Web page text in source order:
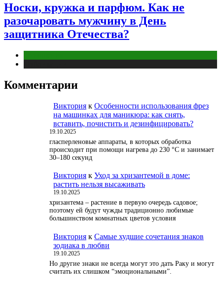
Носки, кружка и парфюм. Как не
разочаровать мужчину в День
защитника Отечества?
Комментарии
Виктория к Особенности использования фрез
на машинках для маникюра: как снять,
вставить, почистить и дезинфицировать?
19.10.2025
гласперленовые аппараты, в которых обработка
происходит при помощи нагрева до 230 °С и занимает
30–180 секунд
Виктория к Уход за хризантемой в доме:
растить нельзя высаживать
19.10.2025
хризантема – растение в первую очередь садовое;
поэтому ей будут чужды традиционно любимые
большинством комнатных цветов условия
Виктория к Самые худшие сочетания знаков
зодиака в любви
19.10.2025
Но другие знаки не всегда могут это дать Раку и могут
считать их слишком “эмоциональными”.